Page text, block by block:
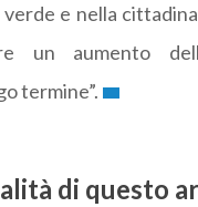
e nella
un aumento
termine”.
di questo